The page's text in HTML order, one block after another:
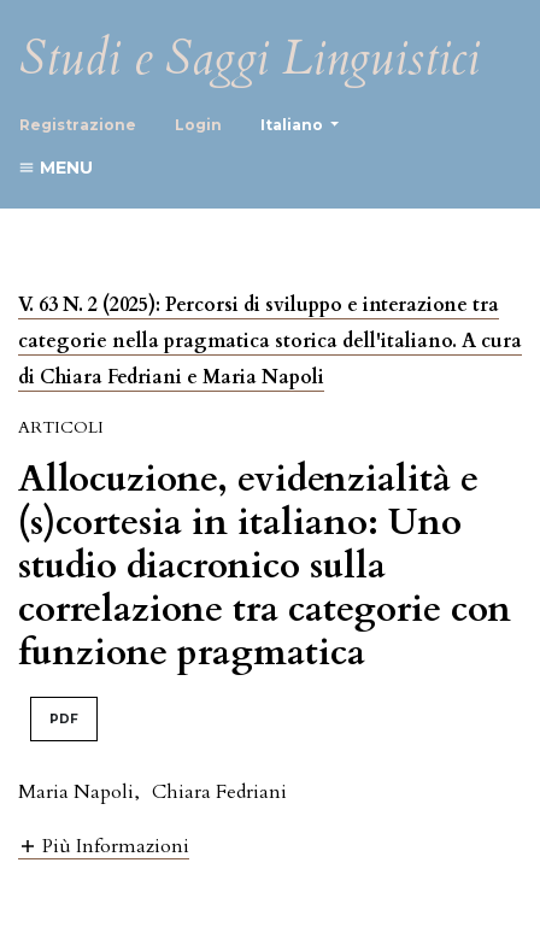
Studi e Saggi Linguistici
Registrazione Login Italiano
MENU
V. 63 N. 2 (2025): Percorsi di sviluppo e interazione tra
categorie nella pragmatica storica dell'italiano. A cura
di Chiara Fedriani e Maria Napoli
ARTICOLI
Allocuzione, evidenzialità e
(s)cortesia in italiano: Uno
studio diacronico sulla
correlazione tra categorie con
funzione pragmatica
PDF
Maria Napoli, Chiara Fedriani
Più Informazioni